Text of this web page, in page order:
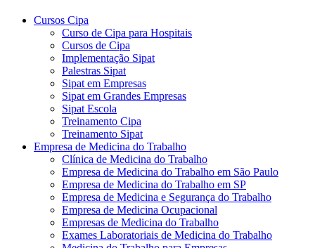
Cursos Cipa
Curso de Cipa para Hospitais
Cursos de Cipa
Implementação Sipat
Palestras Sipat
Sipat em Empresas
Sipat em Grandes Empresas
Sipat Escola
Treinamento Cipa
Treinamento Sipat
Empresa de Medicina do Trabalho
Clínica de Medicina do Trabalho
Empresa de Medicina do Trabalho em São Paulo
Empresa de Medicina do Trabalho em SP
Empresa de Medicina e Segurança do Trabalho
Empresa de Medicina Ocupacional
Empresas de Medicina do Trabalho
Exames Laboratoriais de Medicina do Trabalho